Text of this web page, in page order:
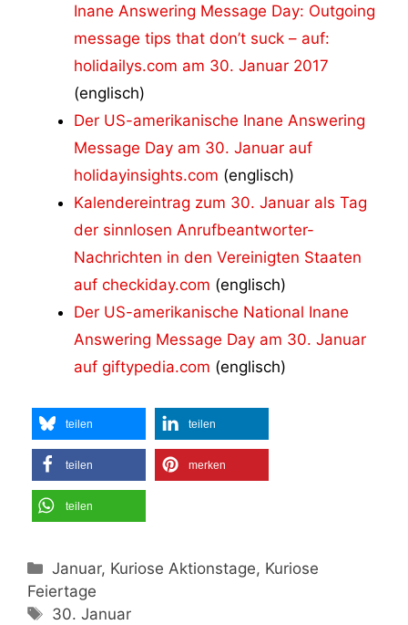
Inane Answering Message Day: Outgoing
message tips that don’t suck – auf:
holidailys.com am 30. Januar 2017
(englisch)
Der US-amerikanische Inane Answering
Message Day am 30. Januar auf
holidayinsights.com (englisch)
Kalendereintrag zum 30. Januar als Tag
der sinnlosen Anrufbeantworter-
Nachrichten in den Vereinigten Staaten
auf checkiday.com (englisch)
Der US-amerikanische National Inane
Answering Message Day am 30. Januar
auf giftypedia.com (englisch)
teilen teilen
teilen merken
teilen
Kategorien
Januar, Kuriose Aktionstage, Kuriose
Feiertage
Schlagwörter
30. Januar